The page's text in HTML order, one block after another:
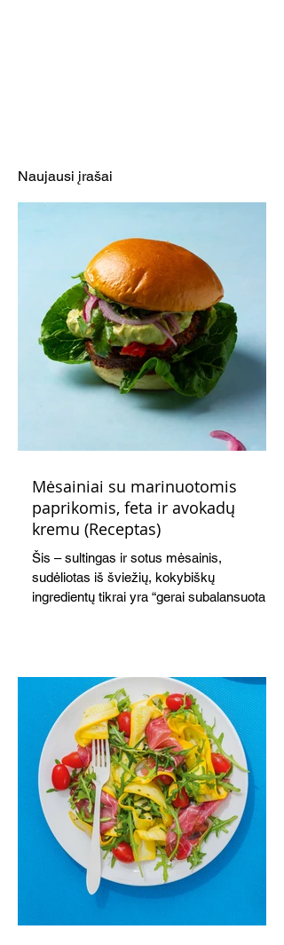
Naujausi įrašai
Mėsainiai su marinuotomis
paprikomis, feta ir avokadų
kremu (Receptas)
Šis – sultingas ir sotus mėsainis,
sudėliotas iš šviežių, kokybiškų
ingredientų tikrai yra “gerai subalansuotas
vakarienei, o ypač – visiems vasaros
susibėgimams ant pievelės prie namų.
Nepamirškite ir gėrimų. Prie šio mėsainio
skaniai dera gaivus aviečių ir apelsinų
kokteilis.